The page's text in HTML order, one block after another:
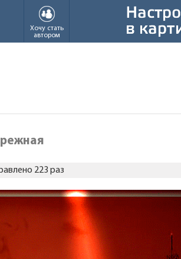
Хочу стать
автором
223 раз